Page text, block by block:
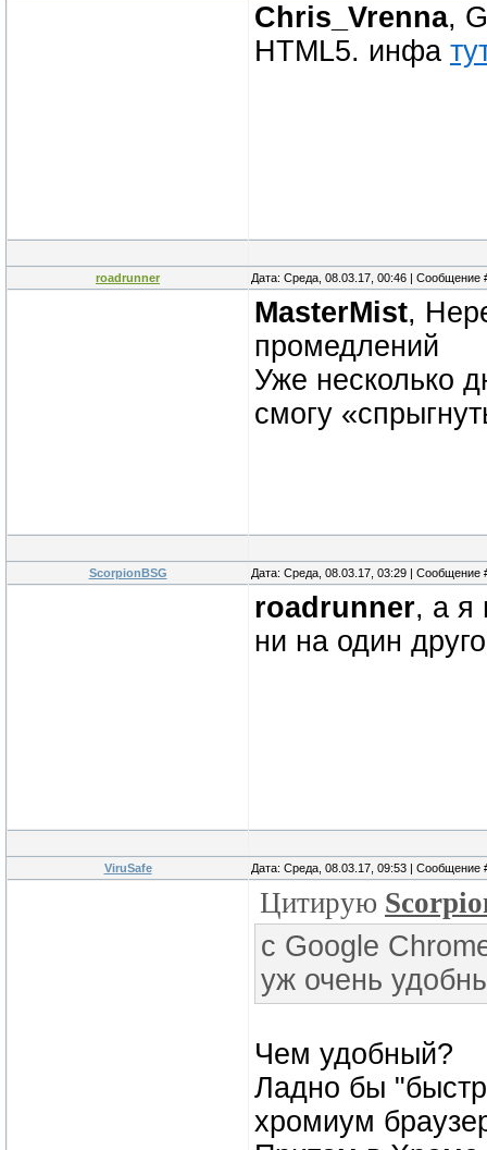
Chris_Vrenna,
HTML5. инфа
roadrunner Дата: Среда, 08.03.17, 00:46 | Сообщение
MasterMist,
промедлений
Уже несколько
смогу
ScorpionBSG Дата: Среда, 08.03.17, 03:29 | Сообщение
roadrunner, а я
ни на один
ViruSafe Дата: Среда, 08.03.17, 09:53 | Сообщение
Цитирую
с Google
уж очень
Чем удобный?
Ладно бы
хромиум